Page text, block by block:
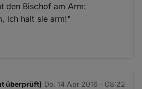
den Bischof am Arm:
ich halt sie arm!"
überprüft) Do. 14 Apr 2016 - 08:22